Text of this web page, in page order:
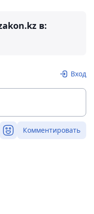
в:
Вход
Комментировать